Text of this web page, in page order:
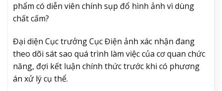
phẩm có diễn viên chính sụp đổ hình ảnh vì dùng
chất cấm?
Đại diện Cục trưởng Cục Điện ảnh xác nhận đang
theo dõi sát sao quá trình làm việc của cơ quan chức
năng, đợi kết luận chính thức trước khi có phương
án xử lý cụ thể.